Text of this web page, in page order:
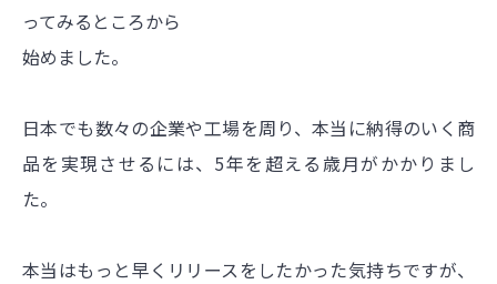
ってみるところから
始めました。
日本でも数々の企業や工場を周り、本当に納得のいく商
品を実現させるには、5年を超える歳月がかかりまし
た。
本当はもっと早くリリースをしたかった気持ちですが、